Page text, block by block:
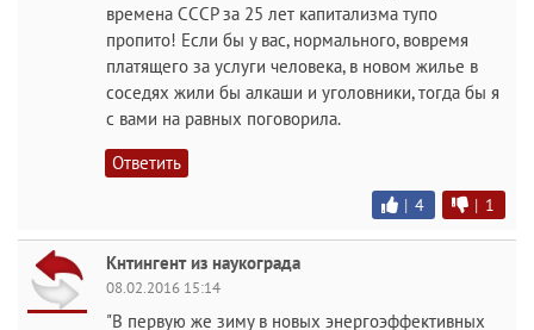
времена СССР за 25 лет капитализма тупо
пропито! Если бы у вас, нормального, вовремя
платящего за услуги человека, в новом жилье в
соседях жили бы алкаши и уголовники, тогда бы я
с вами на равных поговорила.
Ответить
| 4 | 1
Кнтингент из наукограда
08.02.2016 15:14
"В первую же зиму в новых энергоэффективных